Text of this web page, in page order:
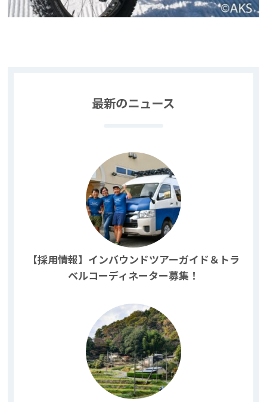
最新のニュース
【採用情報】インバウンドツアーガイド＆トラ
ベルコーディネーター募集！